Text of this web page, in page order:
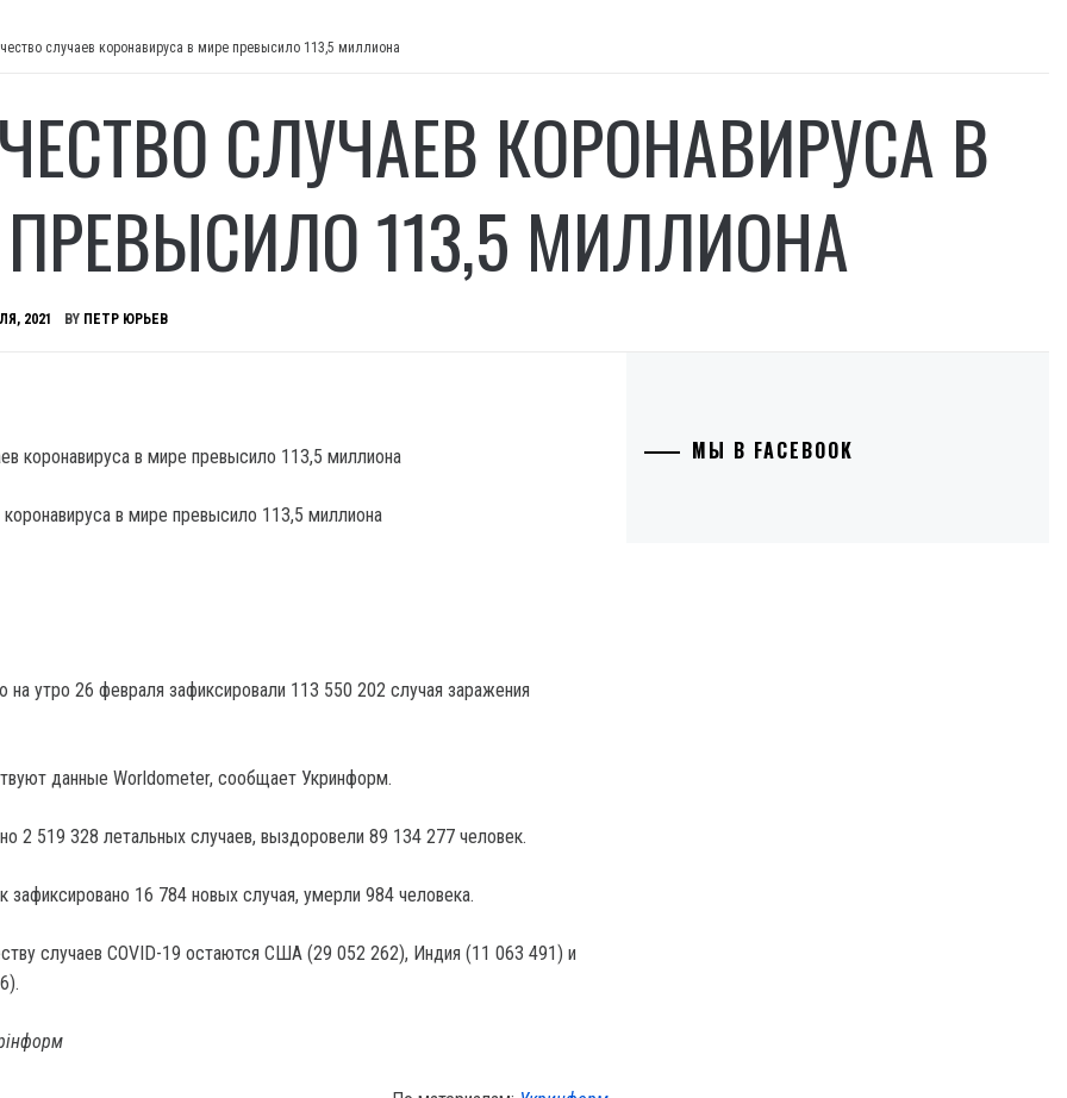
случаев коронавируса в мире превысило 113,5 миллиона
СЛУЧАЕВ КОРОНАВИРУСА В
113,5 МИЛЛИОНА
2021 BY ПЕТР ЮРЬЕВ
в мире превысило 113,5 миллиона
на утро 26 февраля зафиксировали 113 550 202 случая заражения
данные Worldometer, сообщает Укринформ.
2 519 328 летальных случаев, выздоровели 89 134 277 человек.
зафиксировано 16 784 новых случая, умерли 984 человека.
случаев COVID-19 остаются США (29 052 262), Индия (11 063 491) и
МЫ В FACEBOOK